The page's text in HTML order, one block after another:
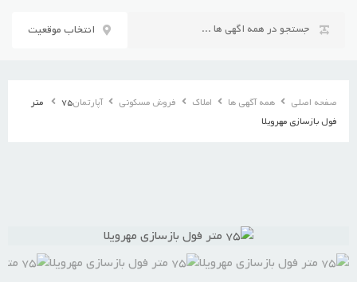
انتخاب موقعیت
صفحه اصلی همه آگهی ها املاک فروش مسکونی آپارتمان
۷۵ متر
فول بازسازی مهرویلا